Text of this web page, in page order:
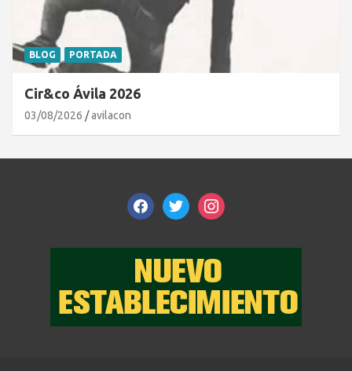
BLOG PORTADA
Cir&co Ávila 2026
03/08/2026 avilacon
facebooktwitterinstagram